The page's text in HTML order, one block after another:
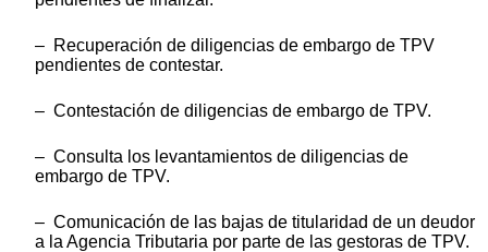
– Recuperación de diligencias de embargo de TPV
pendientes de contestar.
– Contestación de diligencias de embargo de TPV.
– Consulta los levantamientos de diligencias de
embargo de TPV.
– Comunicación de las bajas de titularidad de un deudor
a la Agencia Tributaria por parte de las gestoras de TPV.